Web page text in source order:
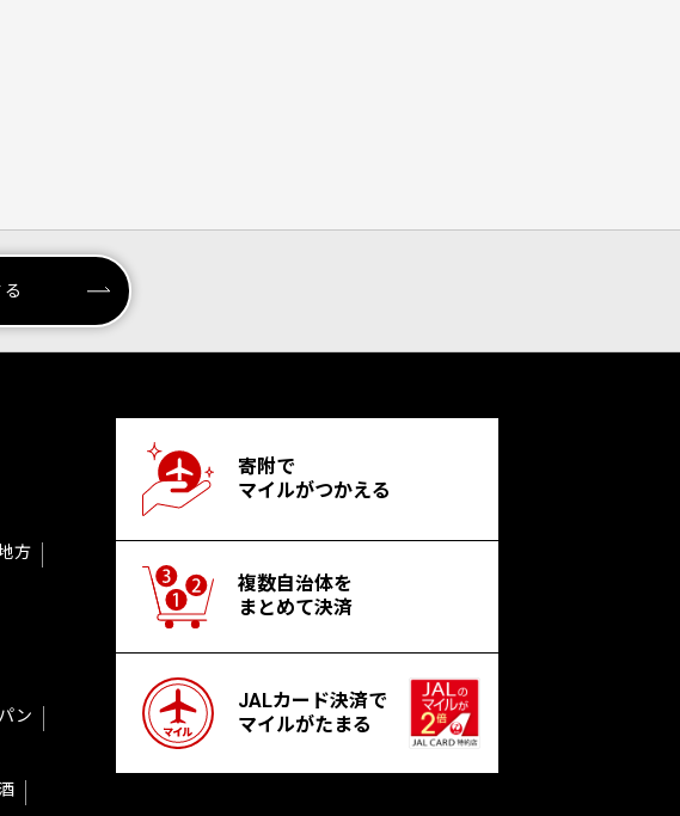
方
ン
寄附で
マイルがつかえる
複数自治体を
まとめて決済
JALカード決済で
マイルがたまる